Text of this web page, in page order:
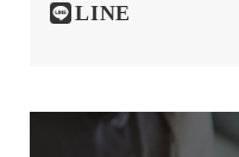
LINE